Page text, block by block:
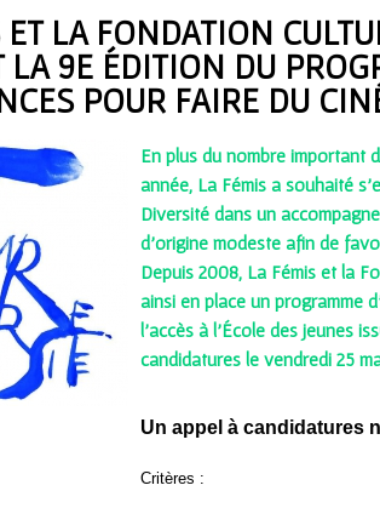
LA FONDATION
LA 9E ÉDITION DU
POUR FAIRE DU
En plus du nombre important
année, La Fémis a souhaité
Diversité dans un
d’origine modeste afin de
Depuis 2008, La Fémis et la
ainsi en place un programme
l’accès à l’École des jeunes
candidatures le vendredi 25
Un appel à candidatures
Critères :